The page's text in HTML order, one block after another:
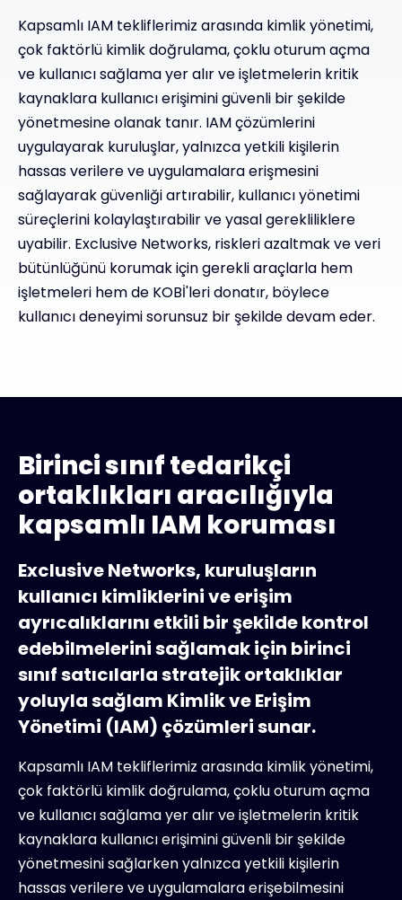
Kapsamlı IAM tekliflerimiz arasında kimlik yönetimi,
çok faktörlü kimlik doğrulama, çoklu oturum açma
ve kullanıcı sağlama yer alır ve işletmelerin kritik
kaynaklara kullanıcı erişimini güvenli bir şekilde
yönetmesine olanak tanır. IAM çözümlerini
uygulayarak kuruluşlar, yalnızca yetkili kişilerin
hassas verilere ve uygulamalara erişmesini
sağlayarak güvenliği artırabilir, kullanıcı yönetimi
süreçlerini kolaylaştırabilir ve yasal gerekliliklere
uyabilir. Exclusive Networks, riskleri azaltmak ve veri
bütünlüğünü korumak için gerekli araçlarla hem
işletmeleri hem de KOBİ'leri donatır, böylece
kullanıcı deneyimi sorunsuz bir şekilde devam eder.
Birinci sınıf tedarikçi
ortaklıkları aracılığıyla
kapsamlı IAM koruması
Exclusive Networks, kuruluşların
kullanıcı kimliklerini ve erişim
ayrıcalıklarını etkili bir şekilde kontrol
edebilmelerini sağlamak için birinci
sınıf satıcılarla stratejik ortaklıklar
yoluyla sağlam Kimlik ve Erişim
Yönetimi (IAM) çözümleri sunar.
Kapsamlı IAM tekliflerimiz arasında kimlik yönetimi,
çok faktörlü kimlik doğrulama, çoklu oturum açma
ve kullanıcı sağlama yer alır ve işletmelerin kritik
kaynaklara kullanıcı erişimini güvenli bir şekilde
yönetmesini sağlarken yalnızca yetkili kişilerin
hassas verilere ve uygulamalara erişebilmesini